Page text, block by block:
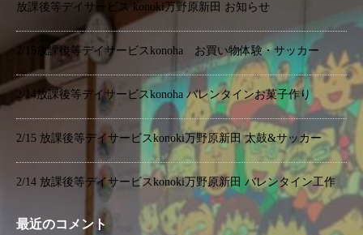
放課後等デイサービス konoki万野原新田 お知らせ
2/15放課後等デイサービスkonoha お買い物体験・サッカー
2/14放課後等デイサービスkonoha バレンタインお菓子作り
2/15 放課後等デイサービスkonoki万野原新田 太鼓&サッカー
2/14 放課後等デイサービスkonoki万野原新田 バレンタイン工作
最近のコメント